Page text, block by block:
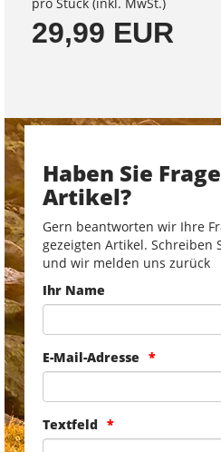
29,99 EUR
Haben Sie
Artikel?
Gern beantworten wir Ihre
gezeigten Artikel. Schreiben
und wir melden uns zurück
Ihr Name
E-Mail-Adresse
Textfeld